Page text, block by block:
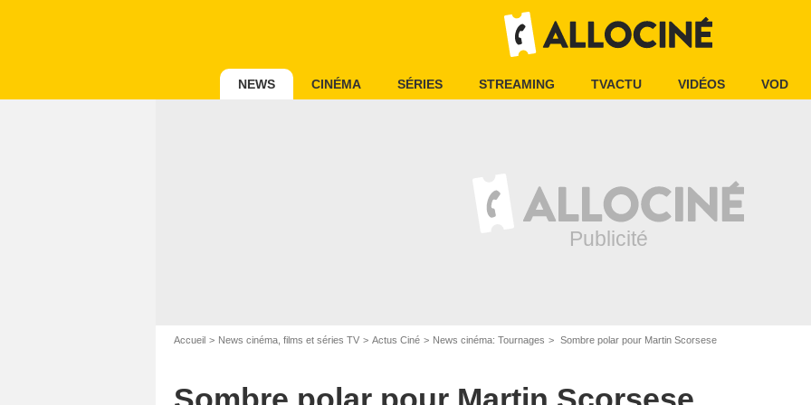
NEWS CINÉMA SÉRIES STREAMING TVACTU VIDÉOS VOD
Accueil News cinéma, films et séries TV Actus Ciné News cinéma: Tournages Sombre polar pour Martin Scorsese